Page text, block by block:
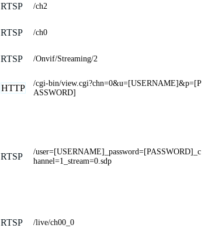
RTSP /ch2
RTSP /ch0
RTSP /Onvif/Streaming/2
HTTP
/cgi-bin/view.cgi?chn=0&u=[USERNAME]&p=[P
ASSWORD]
RTSP
/user=[USERNAME]_password=[PASSWORD]_c
hannel=1_stream=0.sdp
RTSP /live/ch00_0